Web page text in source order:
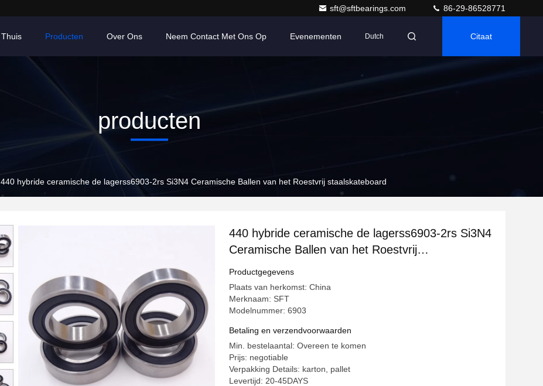
sft@sftbearings.com 86-29-86528771
Thuis Producten Over Ons Neem Contact Met Ons Op Evenementen Dutch Citaat
producten
440 hybride ceramische de lagerss6903-2rs Si3N4 Ceramische Ballen van het Roestvrij staalskateboard
440 hybride ceramische de lagerss6903-2rs Si3N4
Ceramische Ballen van het Roestvrij
staalskateboard
Productgegevens
Plaats van herkomst: China
Merknaam: SFT
Modelnummer: 6903
Betaling en verzendvoorwaarden
Min. bestelaantal: Overeen te komen
Prijs: negotiable
Verpakking Details: karton, pallet
Levertijd: 20-45DAYS